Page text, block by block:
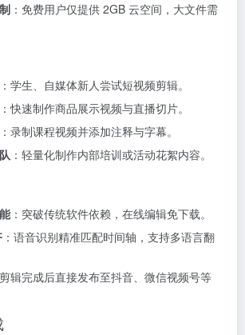
：免费用户仅提供 2GB 云空间，大文件需
：学生、自媒体新人尝试短视频剪辑。
：快速制作商品展示视频与直播切片。
：录制课程视频并添加注释与字幕。
：轻量化制作内部培训或活动花絮内容。
：突破传统软件依赖，在线编辑免下载。
：语音识别精准匹配时间轴，支持多语言翻
剪辑完成后直接发布至抖音、微信视频号等